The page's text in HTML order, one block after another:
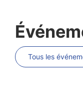
Tous les